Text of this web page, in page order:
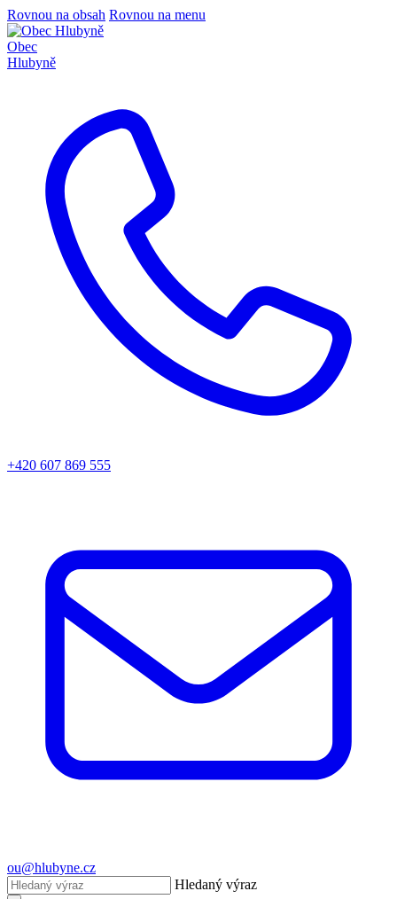
Rovnou na obsah Rovnou na menu
Obec
Hlubyně
+420 607 869 555
ou@hlubyne.cz
Hledaný výraz